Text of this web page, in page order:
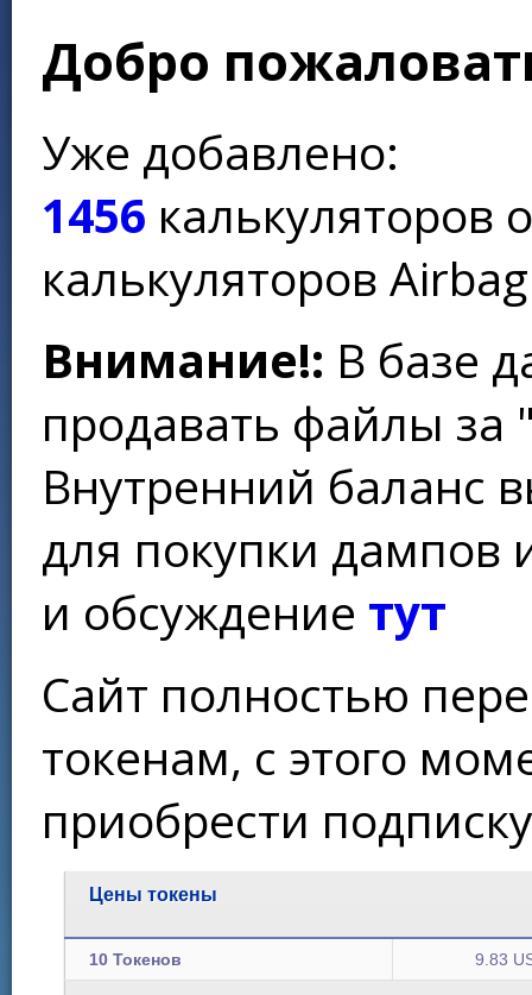
Добро
Уже добавлено:
1456 калькуляторов
калькуляторов Airbag
Внимание!: В базе
продавать файлы за
Внутренний баланс
для покупки дампов
и обсуждение тут
Сайт полностью
токенам, с этого
приобрести
Цены токены
10 Токенов 9.83